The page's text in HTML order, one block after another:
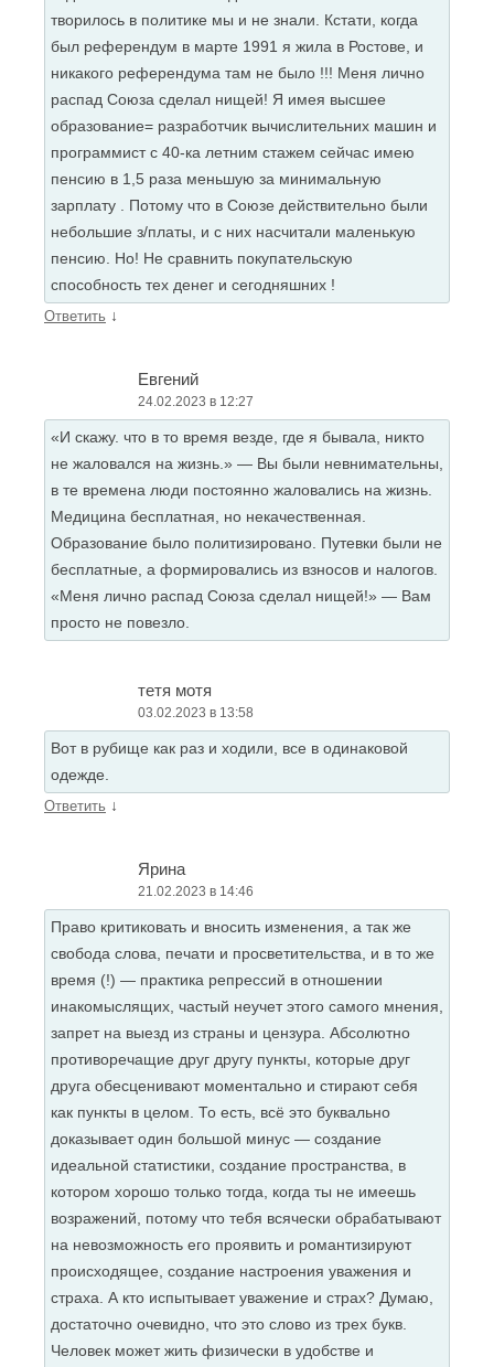
творилось в политике мы и не знали. Кстати, когда
был референдум в марте 1991 я жила в Ростове, и
никакого референдума там не было !!! Меня лично
распад Союза сделал нищей! Я имея высшее
образование= разработчик вычислительних машин и
программист с 40-ка летним стажем сейчас имею
пенсию в 1,5 раза меньшую за минимальную
зарплату . Потому что в Союзе действительно были
небольшие з/платы, и с них насчитали маленькую
пенсию. Но! Не сравнить покупательскую
способность тех денег и сегодняшних !
Ответить ↓
Евгений
24.02.2023 в 12:27
«И скажу. что в то время везде, где я бывала, никто
не жаловался на жизнь.» — Вы были невнимательны,
в те времена люди постоянно жаловались на жизнь.
Медицина бесплатная, но некачественная.
Образование было политизировано. Путевки были не
бесплатные, а формировались из взносов и налогов.
«Меня лично распад Союза сделал нищей!» — Вам
просто не повезло.
тетя мотя
03.02.2023 в 13:58
Вот в рубище как раз и ходили, все в одинаковой
одежде.
Ответить ↓
Ярина
21.02.2023 в 14:46
Право критиковать и вносить изменения, а так же
свобода слова, печати и просветительства, и в то же
время (!) — практика репрессий в отношении
инакомыслящих, частый неучет этого самого мнения,
запрет на выезд из страны и цензура. Абсолютно
противоречащие друг другу пункты, которые друг
друга обесценивают моментально и стирают себя
как пункты в целом. То есть, всё это буквально
доказывает один большой минус — создание
идеальной статистики, создание пространства, в
котором хорошо только тогда, когда ты не имеешь
возражений, потому что тебя всячески обрабатывают
на невозможность его проявить и романтизируют
происходящее, создание настроения уважения и
страха. А кто испытывает уважение и страх? Думаю,
достаточно очевидно, что это слово из трех букв.
Человек может жить физически в удобстве и